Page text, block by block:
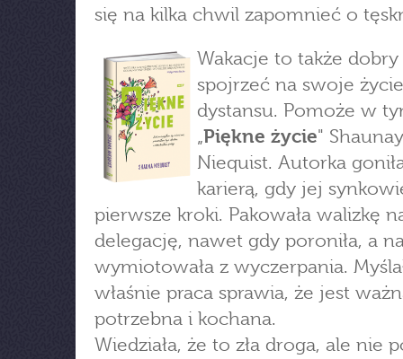
się na kilka chwil zapomnieć o
Wakacje to także dobry
spojrzeć na swoje
dystansu. Pomoże w
„Piękne życie" Shaunay
Niequist. Autorka
karierą, gdy jej
pierwsze kroki. Pakowała walizkę
delegację, nawet gdy poroniła, a
wymiotowała z wyczerpania.
właśnie praca sprawia, że jest
potrzebna i kochana.
Wiedziała, że to zła droga, ale nie